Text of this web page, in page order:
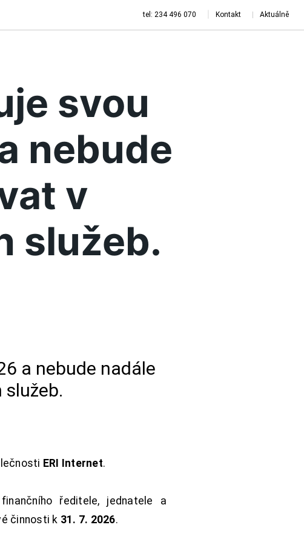
tel: 234 496 070 Kontakt Aktuálně
svou
nebude
v
služeb.
a nebude nadále
ERI Internet.
ředitele, jednatele a
činnosti k 31. 7. 2026.